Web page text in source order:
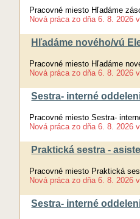
Pracovné miesto Hľadáme
Nová práca zo dňa 6. 8. 2026
Hľadáme nového/vú
Pracovné miesto Hľadáme
Nová práca zo dňa 6. 8. 2026
Sestra- interné
Pracovné miesto Sestra-
Nová práca zo dňa 6. 8. 2026
Praktická sestra -
Pracovné miesto Praktická
Nová práca zo dňa 6. 8. 2026
Sestra- interné